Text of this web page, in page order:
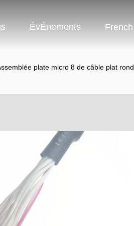
ÉvÉnements French
plate micro 8 de câble plat rond